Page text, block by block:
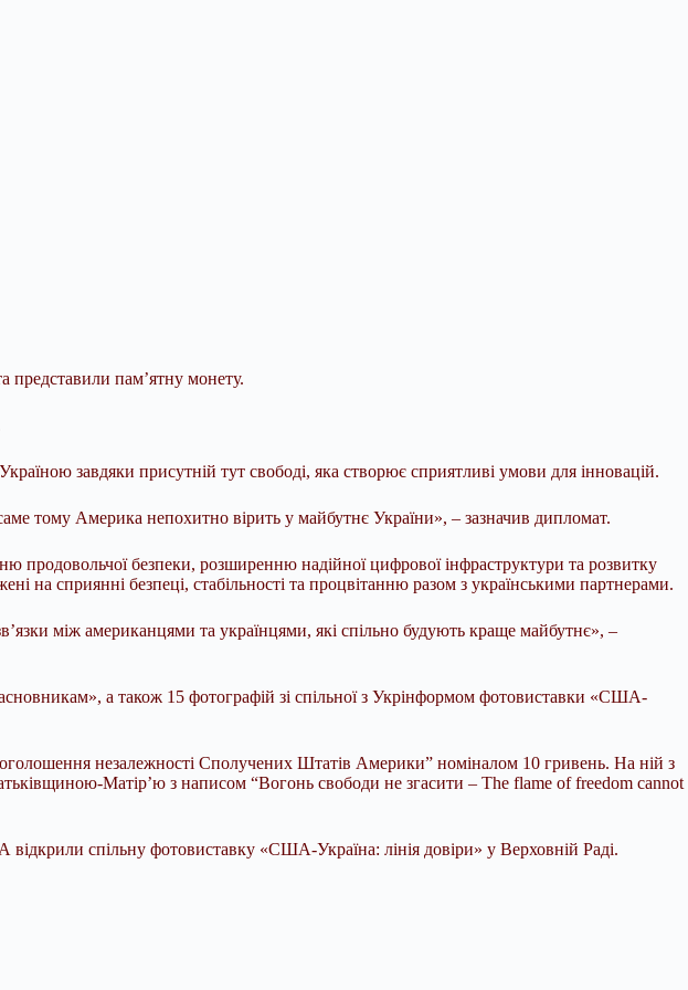
представили пам’ятну монету.
завдяки присутній тут свободі, яка створює сприятливі умови для інновацій.
тому Америка непохитно вірить у майбутнє України», – зазначив дипломат.
продовольчої безпеки, розширенню надійної цифрової інфраструктури та розвитку
на сприянні безпеці, стабільності та процвітанню разом з українськими партнерами.
між американцями та українцями, які спільно будують краще майбутнє», –
а також 15 фотографій зі спільної з Укрінформом фотовиставки «США-
незалежності Сполучених Штатів Америки” номіналом 10 гривень. На ній з
Матір’ю з написом “Вогонь свободи не згасити – The flame of freedom cannot
спільну фотовиставку «США-Україна: лінія довіри» у Верховній Раді.